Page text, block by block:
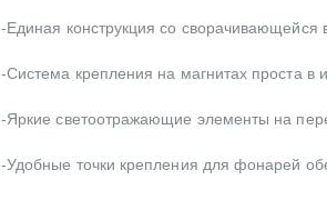
-Единая конструкция со сворачивающейся
-Система крепления на магнитах проста
-Яркие светоотражающие элементы на
-Удобные точки крепления для фонарей